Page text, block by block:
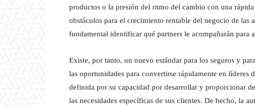
productos o la presión del ritmo del cambio con una
obstáculos para el crecimiento rentable del negocio de las
fundamental identificar qué partners le acompañarán para
Existe, por tanto, un nuevo estándar para los seguros y
las oportunidades para convertirse rápidamente en líderes
definida por su capacidad por desarrollar y proporcionar
las necesidades específicas de sus clientes. De hecho, la